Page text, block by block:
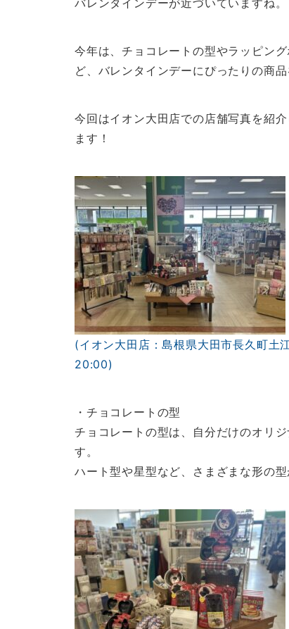
今年は、チョコレートの型やラッピン
ど、バレンタインデーにぴったりの商
今回はイオン大田店での店舗写真を紹
ます！
(イオン大田店：島根県大田市長久町
20:00)
・チョコレートの型
チョコレートの型は、自分だけのオリ
す。
ハート型や星型など、さまざまな形の